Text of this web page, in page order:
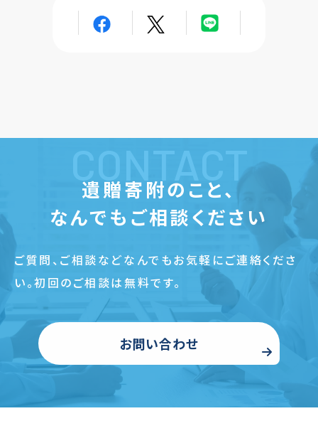
CONTACT
遺贈寄附のこと、
なんでもご相談ください
ご質問、ご相談などなんでもお気軽にご連絡くださ
い。初回のご相談は無料です。
お問い合わせ